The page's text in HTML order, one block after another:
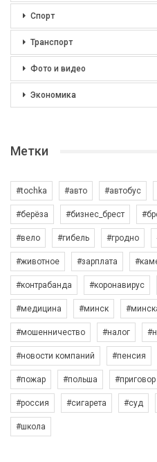
Спорт
Транспорт
Фото и видео
Экономика
Метки
#tochka #авто #автобус
#берёза #бизнес_брест
#вело #гибель #гродно
#животное #зарплата
#контрабанда #коронавирус
#медицина #минск
#мошенничество #налог
#новости компаний #пенсия
#пожар #польша #приговор
#россия #сигарета #суд
#школа